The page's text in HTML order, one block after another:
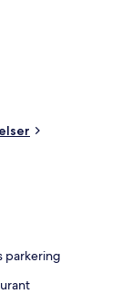
pools, et
at sige om
parkering